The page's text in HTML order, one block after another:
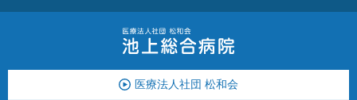
医療法人社団 松和会